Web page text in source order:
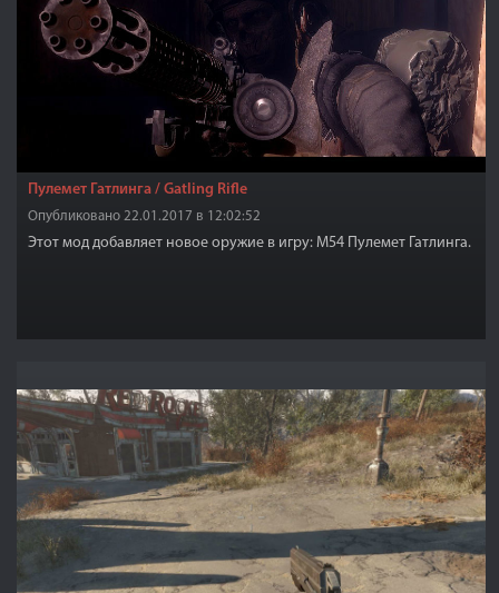
Пулемет Гатлинга / Gatling Rifle
Опубликовано 22.01.2017 в 12:02:52
Этот мод добавляет новое оружие в игру: M54 Пулемет Гатлинга.